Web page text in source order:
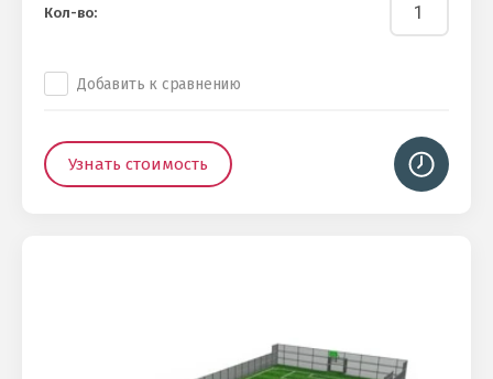
Кол-во:
Добавить к сравнению
Узнать стоимость